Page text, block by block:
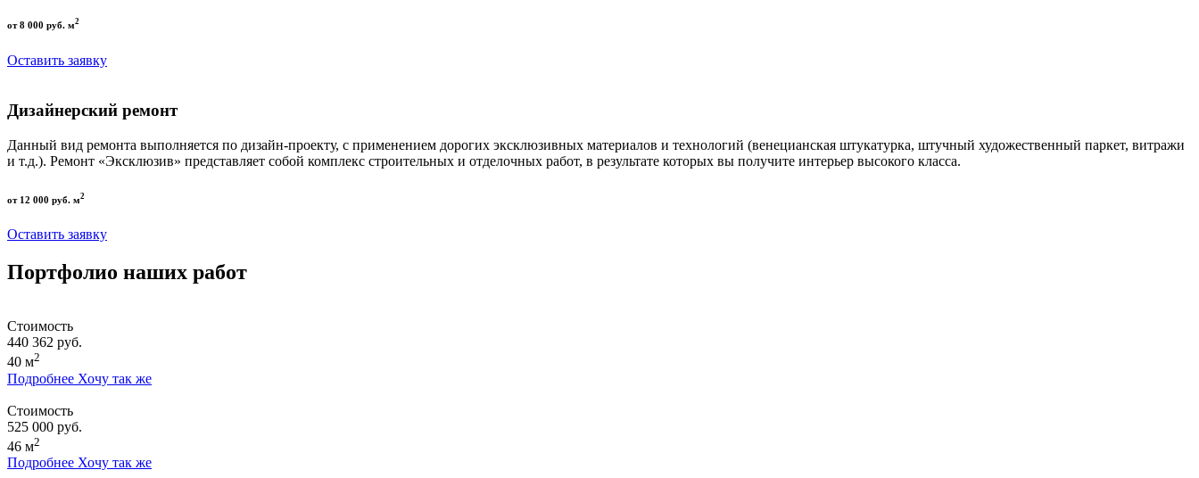
от 8 000 руб. м2
Оставить заявку
Дизайнерский ремонт
Данный вид ремонта выполняется по дизайн-проекту, с применением дорогих эксклюзивных материалов и технологий (венецианская штукатурка, штучный художественный паркет, витражи
и т.д.). Ремонт «Эксклюзив» представляет собой комплекс строительных и отделочных работ, в результате которых вы получите интерьер высокого класса.
от 12 000 руб. м2
Оставить заявку
Портфолио наших работ
Стоимость
440 362 руб.
40 м2
Подробнее Хочу так же
Стоимость
525 000 руб.
46 м2
Подробнее Хочу так же